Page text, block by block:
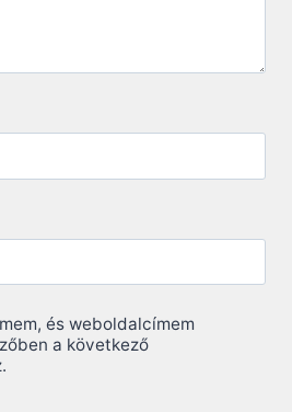
és weboldalcímem
a következő